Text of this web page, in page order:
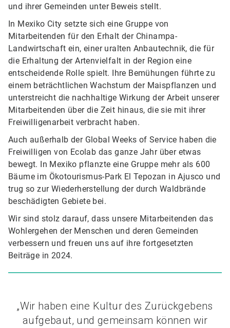
und ihrer Gemeinden unter Beweis stellt.
In Mexiko City setzte sich eine Gruppe von
Mitarbeitenden für den Erhalt der Chinampa-
Landwirtschaft ein, einer uralten Anbautechnik, die für
die Erhaltung der Artenvielfalt in der Region eine
entscheidende Rolle spielt. Ihre Bemühungen führte zu
einem beträchtlichen Wachstum der Maispflanzen und
unterstreicht die nachhaltige Wirkung der Arbeit unserer
Mitarbeitenden über die Zeit hinaus, die sie mit ihrer
Freiwilligenarbeit verbracht haben.
Auch außerhalb der Global Weeks of Service haben die
Freiwilligen von Ecolab das ganze Jahr über etwas
bewegt. In Mexiko pflanzte eine Gruppe mehr als 600
Bäume im Ökotourismus-Park El Tepozan in Ajusco und
trug so zur Wiederherstellung der durch Waldbrände
beschädigten Gebiete bei.
Wir sind stolz darauf, dass unsere Mitarbeitenden das
Wohlergehen der Menschen und deren Gemeinden
verbessern und freuen uns auf ihre fortgesetzten
Beiträge in 2024.
„Wir haben eine Kultur des Zurückgebens
aufgebaut, und gemeinsam können wir